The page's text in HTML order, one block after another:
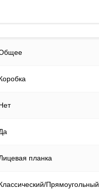
планка
Прямоугольный